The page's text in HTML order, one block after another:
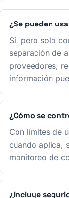
¿Se pueden
Sí, pero solo
separación de
proveedores,
información
¿Cómo se
Con límites de
cuando aplica,
monitoreo de
¿Incluye